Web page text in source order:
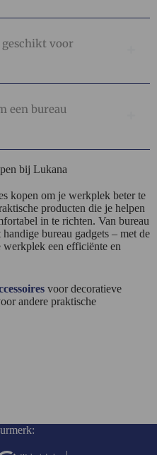
geschikt voor
een bureau
bij Lukana
kopen om je werkplek beter te
producten die je helpen
in te richten. Van bureau
bureau gadgets – met de
werkplek een efficiënte en
voor decoratieve
andere praktische